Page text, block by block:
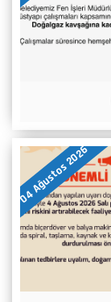
04 Ağustos 2026